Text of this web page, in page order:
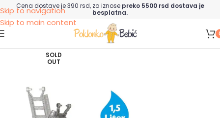
Skip to navigation
Skip to main content
Cena dostave je 390 rsd, za iznose preko 5500 rsd dostava je
besplatna.
SOLD
OUT